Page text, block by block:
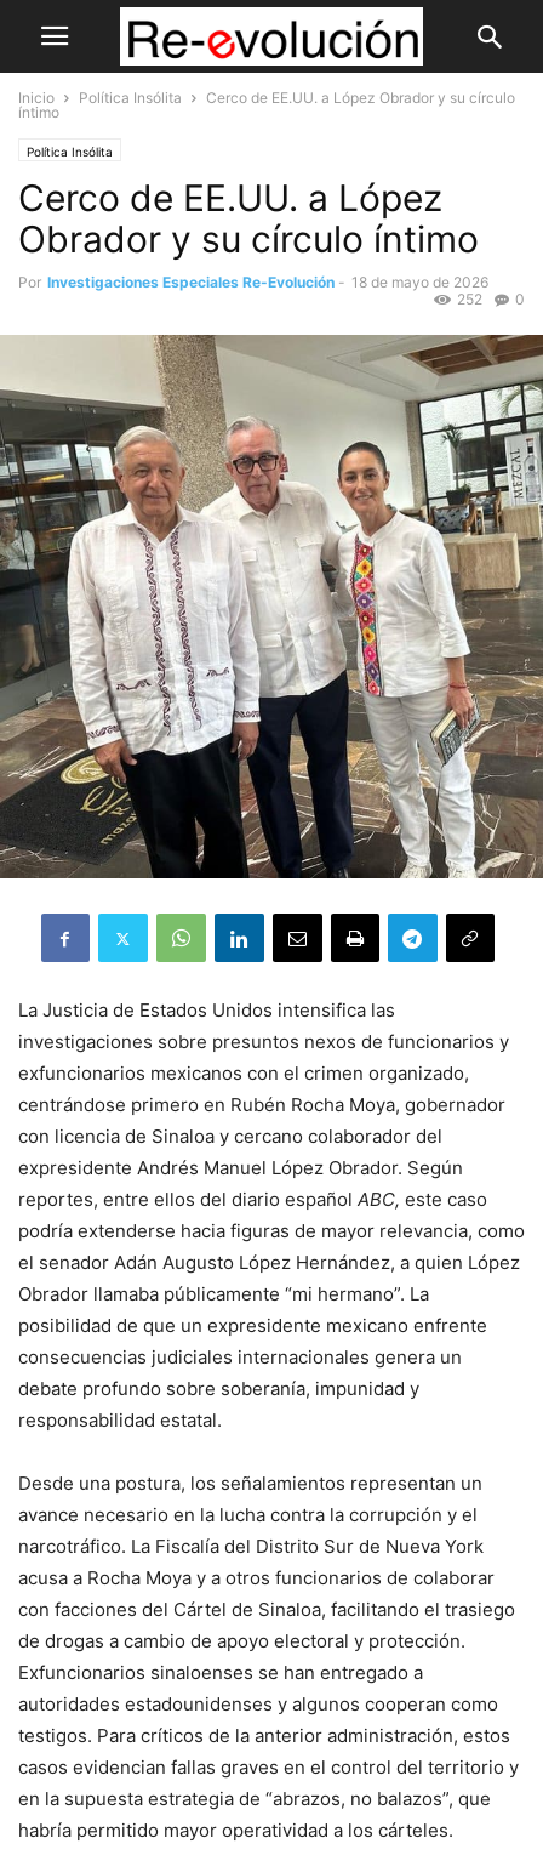
Inicio Política Insólita
Cerco de EE.UU. a López Obrador y su círculo
íntimo
Política Insólita
Cerco de EE.UU. a López
Obrador y su círculo íntimo
Por Investigaciones Especiales Re-Evolución - 18 de mayo de 2026
0
252
La Justicia de Estados Unidos intensifica las
investigaciones sobre presuntos nexos de funcionarios y
exfuncionarios mexicanos con el crimen organizado,
centrándose primero en Rubén Rocha Moya, gobernador
con licencia de Sinaloa y cercano colaborador del
expresidente Andrés Manuel López Obrador. Según
reportes, entre ellos del diario español ABC, este caso
podría extenderse hacia figuras de mayor relevancia, como
el senador Adán Augusto López Hernández, a quien López
Obrador llamaba públicamente “mi hermano”. La
posibilidad de que un expresidente mexicano enfrente
consecuencias judiciales internacionales genera un
debate profundo sobre soberanía, impunidad y
responsabilidad estatal.
Desde una postura, los señalamientos representan un
avance necesario en la lucha contra la corrupción y el
narcotráfico. La Fiscalía del Distrito Sur de Nueva York
acusa a Rocha Moya y a otros funcionarios de colaborar
con facciones del Cártel de Sinaloa, facilitando el trasiego
de drogas a cambio de apoyo electoral y protección.
Exfuncionarios sinaloenses se han entregado a
autoridades estadounidenses y algunos cooperan como
testigos. Para críticos de la anterior administración, estos
casos evidencian fallas graves en el control del territorio y
en la supuesta estrategia de “abrazos, no balazos”, que
habría permitido mayor operatividad a los cárteles.